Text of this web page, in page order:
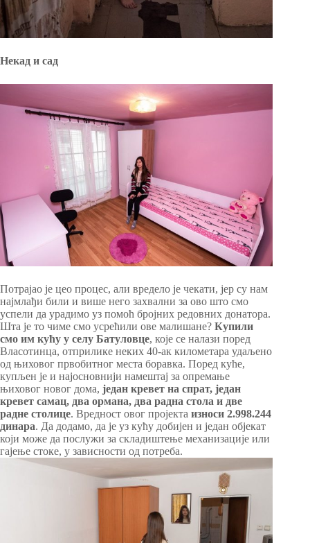
Некад и сад
Потрајао је цео процес, али вредело је чекати, јер су нам
најмлађи били и више него захвални за ово што смо
успели да урадимо уз помоћ бројних редовних донатора.
Шта је то чиме смо усрећили ове малишане? Купили
смо им кућу у селу Батуловце, које се налази поред
Власотинца, отприлике неких 40-ак километара удаљено
од њиховог првобитног места боравка. Поред куће,
купљен је и најосновнији намештај за опремање
њиховог новог дома, један кревет на спрат, један
кревет самац, два ормана, два радна стола и две
радне столице. Вредност овог пројекта износи 2.998.244
динара. Да додамо, да је уз кућу добијен и један објекат
који може да послужи за складиштење механизације или
гајење стоке, у зависности од потреба.